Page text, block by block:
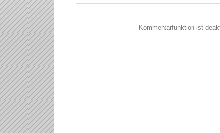
Kommentarfunktion ist